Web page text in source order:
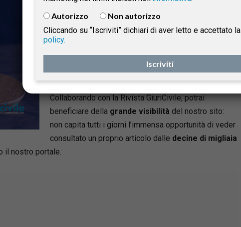
migliaia di visitatori
Come vi avevamo già anticipato
soltanto un semplice portale giuridico, ma èuna
rivista registrata ISSN (ISSN: 2532-201X).
Collaborando con la Rivista GiuriCivile, potrai
beneficiare della grande visibilità del nostro sito:
non capita tutti i giorni l’immensa opportunità di veder
consultato un proprio articolo dalle decine di migliaia
il nostro portale.
Autorizzo
Non autorizzo
Cliccando su “Iscriviti” dichiari di aver letto e accettato la
policy.
Iscriviti